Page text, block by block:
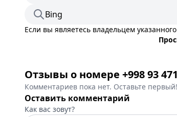
Bing
Если вы являетесь владельцем
Отзывы о номере +998 93
Комментариев пока нет. Оставьте первый!
Оставить комментарий
Как вас зовут?